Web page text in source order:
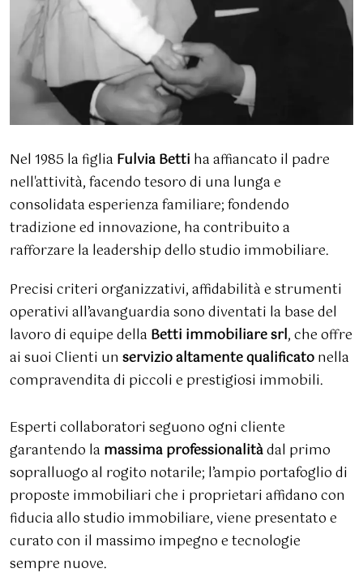
Nel 1985 la figlia Fulvia Betti ha affiancato il padre
nell'attività, facendo tesoro di una lunga e
consolidata esperienza familiare; fondendo
tradizione ed innovazione, ha contribuito a
rafforzare la leadership dello studio immobiliare.
Precisi criteri organizzativi, affidabilità e strumenti
operativi all’avanguardia sono diventati la base del
lavoro di equipe della Betti immobiliare srl, che offre
ai suoi Clienti un servizio altamente qualificatonella
compravendita di piccoli e prestigiosi immobili.
Esperti collaboratori seguono ogni cliente
garantendo la massima professionalitàdal primo
sopralluogo al rogito notarile; l’ampio portafoglio di
proposte immobiliari che i proprietari affidano con
fiducia allo studio immobiliare, viene presentato e
curato con il massimo impegno e tecnologie
sempre nuove.